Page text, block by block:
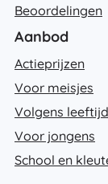
Beoordelingen
Aanbod
Actieprijzen
Voor meisjes
Volgens leeftijd
Voor jongens
School en